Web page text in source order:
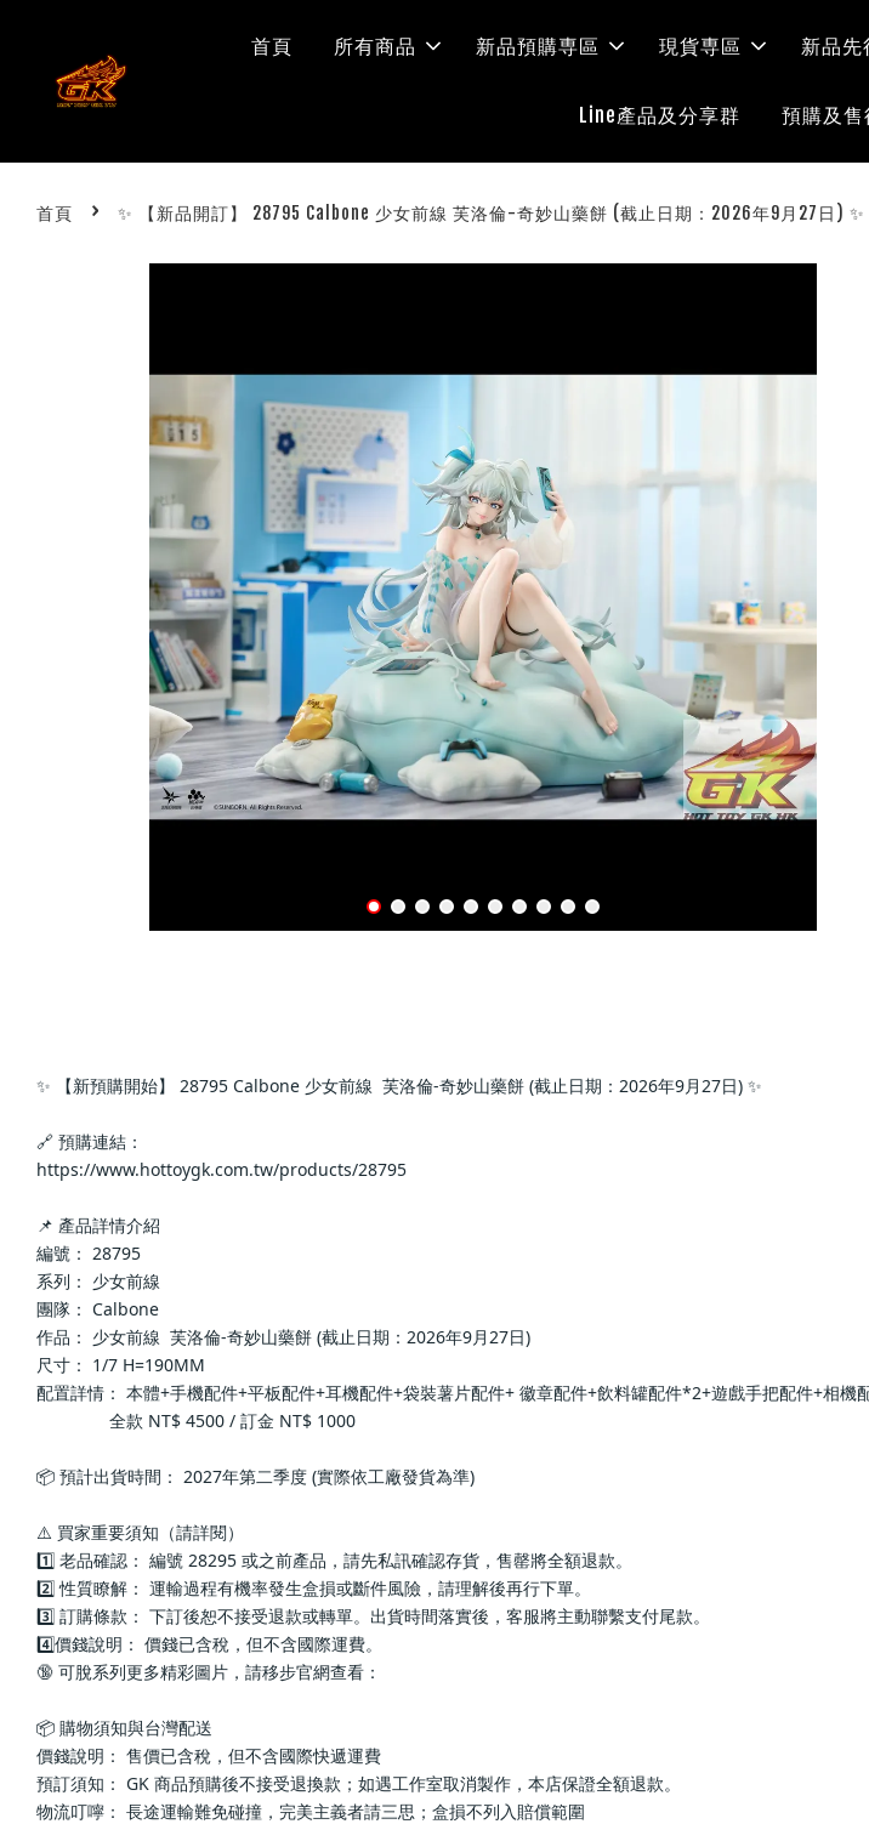
首頁 所有商品 新品預購専區 現貨専區 新品先
Line產品及分享群 預購及售
首頁 › ✨ 【新品開訂】 28795 Calbone 少女前線 芙洛倫-奇妙山藥餅 (截止日期：2026年9月27日) ✨
✨ 【新預購開始】 28795 Calbone 少女前線  芙洛倫-奇妙山藥餅 (截止日期：2026年9月27日) ✨
🔗 預購連結：
https://www.hottoygk.com.tw/products/28795
📌 產品詳情介紹
編號： 28795
系列： 少女前線
團隊： Calbone
作品： 少女前線  芙洛倫-奇妙山藥餅 (截止日期：2026年9月27日)
尺寸： 1/7 H=190MM
配置詳情： 本體+手機配件+平板配件+耳機配件+袋裝薯片配件+ 徽章配件+飲料罐配件*2+遊戲手把配件+相
全款 NT$ 4500 / 訂金 NT$ 1000
📦 預計出貨時間： 2027年第二季度 (實際依工廠發貨為準)
⚠️ 買家重要須知（請詳閱）
1️⃣ 老品確認： 編號 28295 或之前產品，請先私訊確認存貨，售罄將全額退款。
2️⃣ 性質瞭解： 運輸過程有機率發生盒損或斷件風險，請理解後再行下單。
3️⃣ 訂購條款： 下訂後恕不接受退款或轉單。出貨時間落實後，客服將主動聯繫支付尾款。
4️⃣價錢說明： 價錢已含稅，但不含國際運費。
🔞 可脫系列更多精彩圖片，請移步官網查看：
📦 購物須知與台灣配送
價錢說明： 售價已含稅，但不含國際快遞運費
預訂須知： GK 商品預購後不接受退換款；如遇工作室取消製作，本店保證全額退款。
物流叮嚀： 長途運輸難免碰撞，完美主義者請三思；盒損不列入賠償範圍